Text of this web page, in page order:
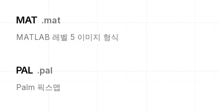
MAT .mat
MATLAB 레벨 5 이미지 형식
PAL .pal
Palm 픽스맵